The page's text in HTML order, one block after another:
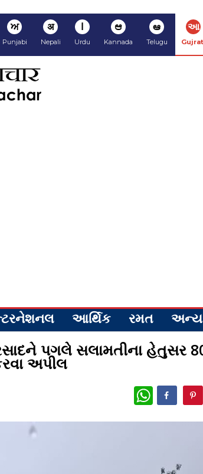
ਅ
Punjabi
अ
Nepali
ا
Urdu
ಆ
Kannada
ఆ
Telugu
આ
આર્થિક રમત અન્ય
પગલે સલામતીના હેતુસર 80
અપીલ
WhatsApp